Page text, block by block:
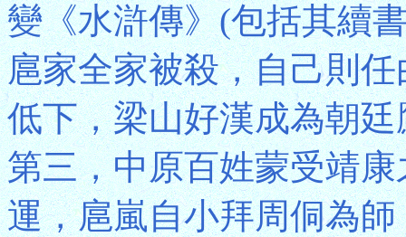
變《水滸傳》(包括其續
扈家全家被殺，自己則
低下，梁山好漢成為朝
第三，中原百姓蒙受靖
運，扈嵐自小拜周侗為